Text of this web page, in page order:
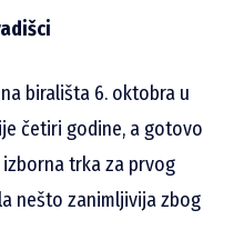
birališta 6. oktobra u
četiri godine, a gotovo
trka za prvog
nešto zanimljivija zbog